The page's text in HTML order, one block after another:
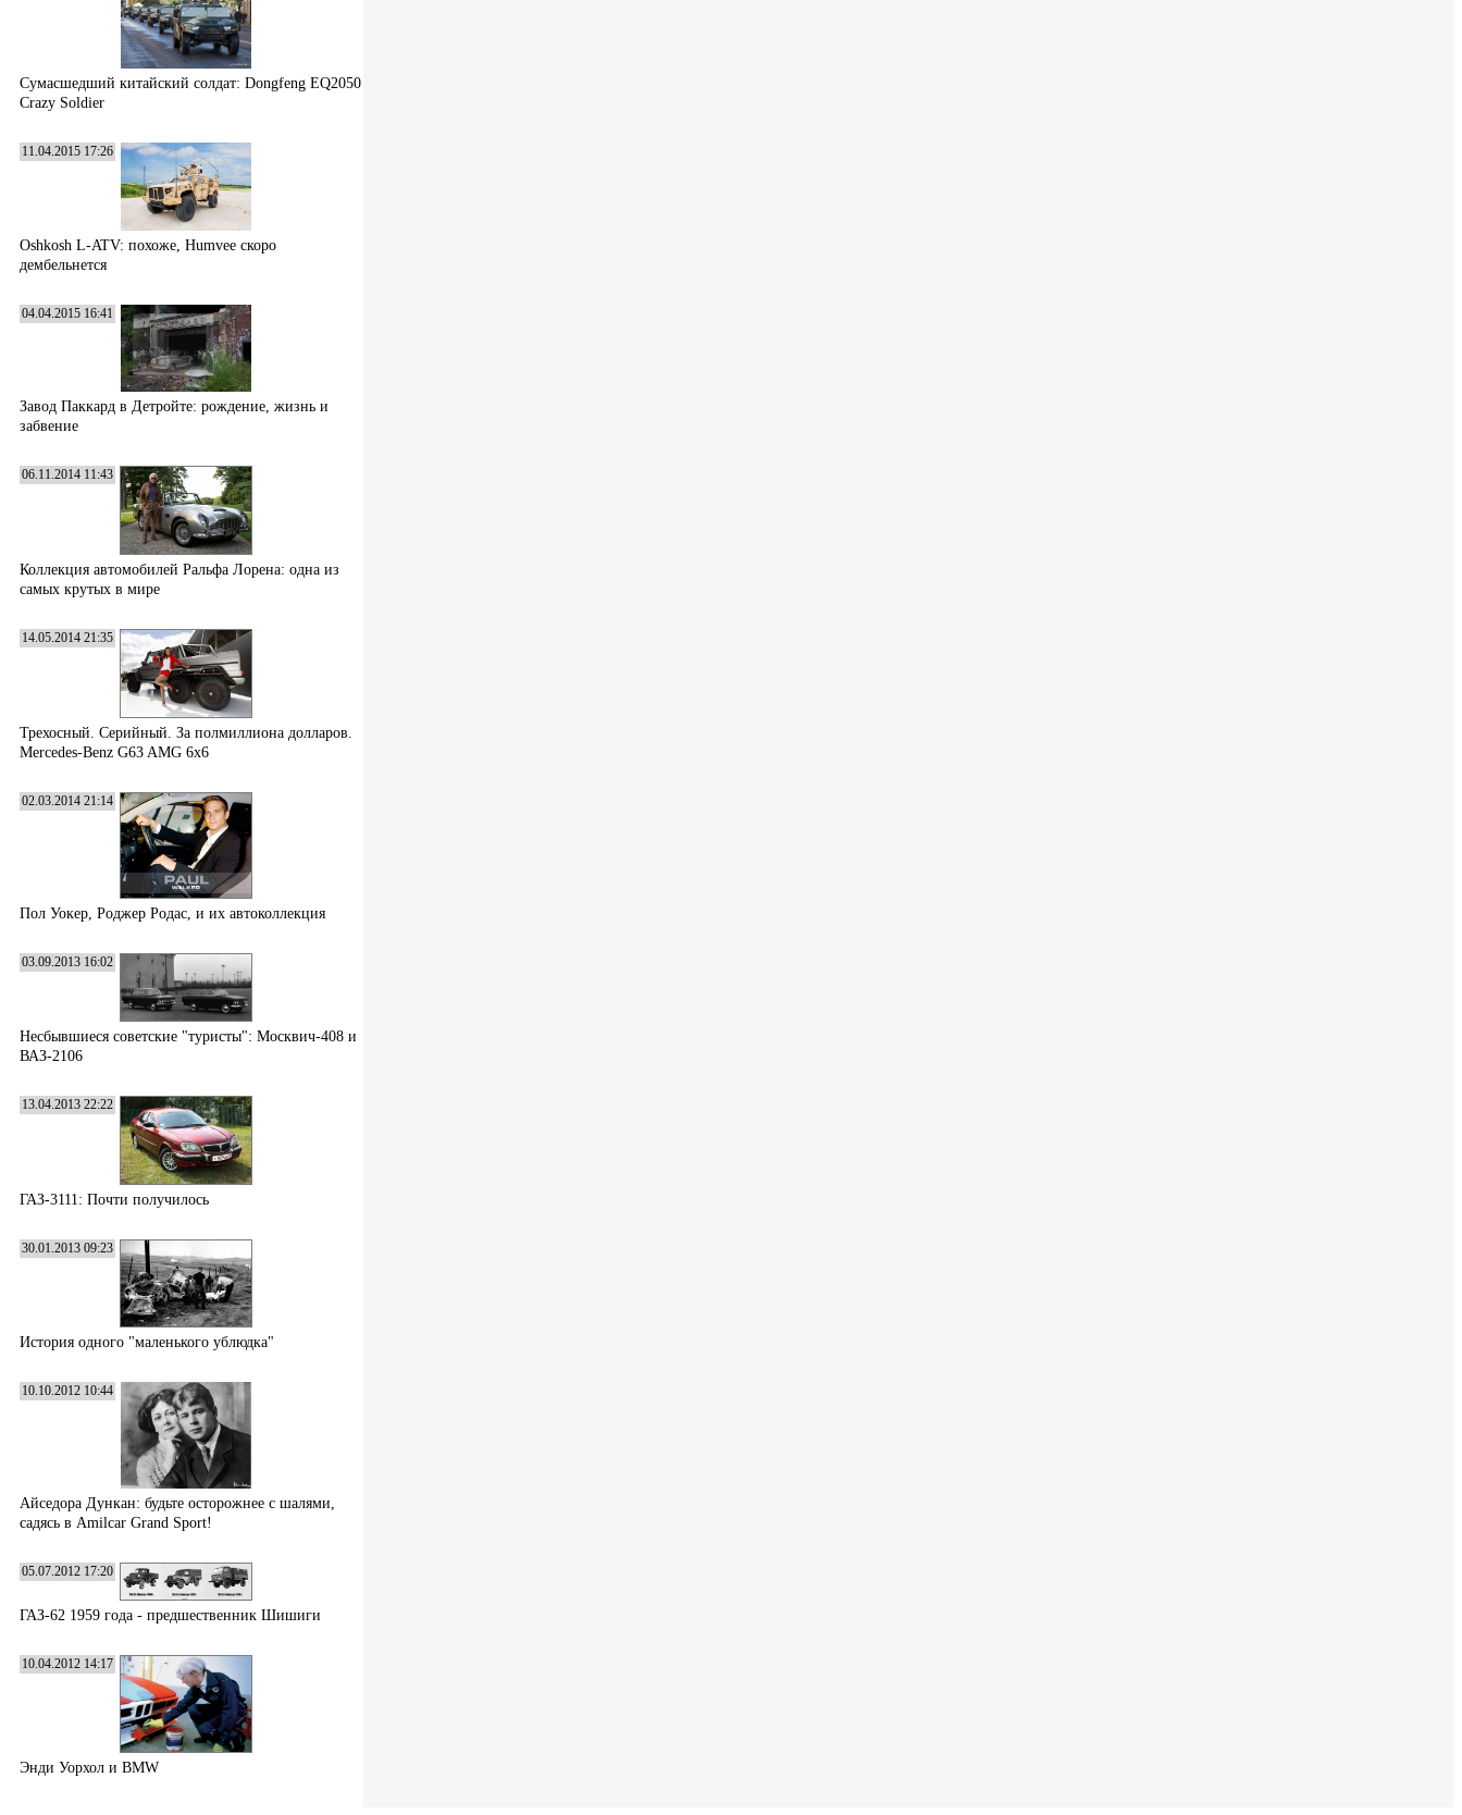
Сумасшедший китайский солдат: Dongfeng EQ2050
Crazy Soldier
11.04.2015 17:26
Oshkosh L-ATV: похоже, Humvee скоро
дембельнется
04.04.2015 16:41
Завод Паккард в Детройте: рождение, жизнь и
забвение
06.11.2014 11:43
Коллекция автомобилей Ральфа Лорена: одна из
самых крутых в мире
14.05.2014 21:35
Трехосный. Серийный. За полмиллиона долларов.
Mercedes-Benz G63 AMG 6x6
02.03.2014 21:14
Пол Уокер, Роджер Родас, и их автоколлекция
03.09.2013 16:02
Несбывшиеся советские "туристы": Москвич-408 и
ВАЗ-2106
13.04.2013 22:22
ГАЗ-3111: Почти получилось
30.01.2013 09:23
История одного "маленького ублюдка"
10.10.2012 10:44
Айседора Дункан: будьте осторожнее с шалями,
садясь в Amilcar Grand Sport!
05.07.2012 17:20
ГАЗ-62 1959 года - предшественник Шишиги
10.04.2012 14:17
Энди Уорхол и BMW